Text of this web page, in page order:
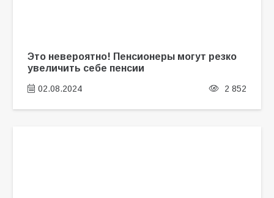
Это невероятно! Пенсионеры могут резко
увеличить себе пенсии
02.08.2024 2 852